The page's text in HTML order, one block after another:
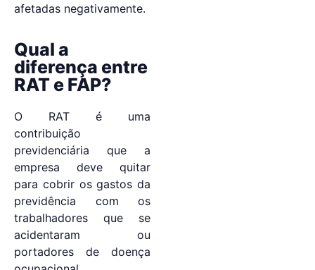
afetadas negativamente.
Qual a
diferença entre
RAT e FAP?
O RAT é uma
contribuição
previdenciária que a
empresa deve quitar
para cobrir os gastos da
previdência com os
trabalhadores que se
acidentaram ou
portadores de doença